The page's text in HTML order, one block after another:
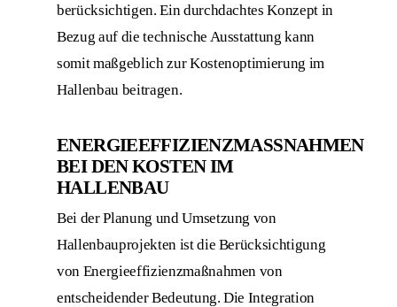
berücksichtigen. Ein durchdachtes Konzept in
Bezug auf die technische Ausstattung kann
somit maßgeblich zur Kostenoptimierung im
Hallenbau beitragen.
ENERGIEEFFIZIENZMASSNAHMEN B
EI DEN KOSTEN IM H
ALLENBAU
Bei der Planung und Umsetzung von
Hallenbauprojekten ist die Berücksichtigung
von Energieeffizienzmaßnahmen von
entscheidender Bedeutung. Die Integration